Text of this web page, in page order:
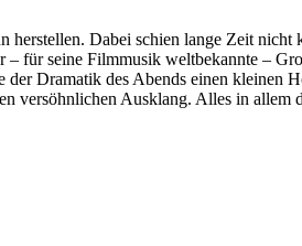
Dabei schien lange Zeit nicht
für seine Filmmusik weltbekannte –
der Dramatik des Abends einen kleinen
versöhnlichen Ausklang. Alles in allem